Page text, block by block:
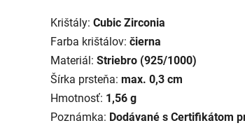
Krištály: Cubic Zirconia
Farba krištálov: čierna
Materiál: Striebro (925/1000)
Šírka prsteňa: max. 0,3 cm
Hmotnosť: 1,56 g
Poznámka: Dodávané s Certifikátom